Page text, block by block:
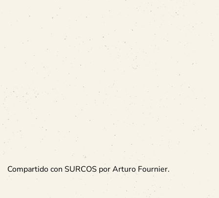
Compartido con SURCOS por Arturo Fournier.